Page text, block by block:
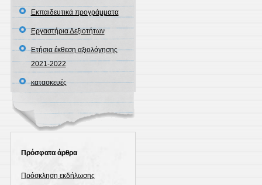
Εκπαιδευτικά προγράμματα
Εργαστήρια Δεξιοτήτων
Ετήσια έκθεση αξιολόγησης
2021-2022
κατασκευές
Πρόσφατα άρθρα
Πρόσκληση εκδήλωσης